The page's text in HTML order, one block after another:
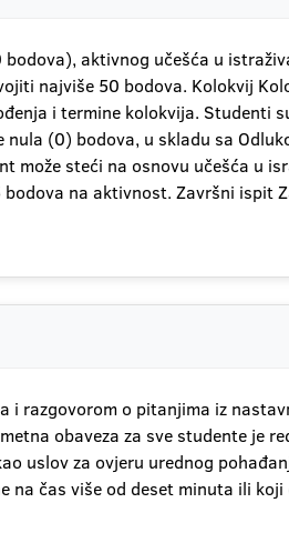
aktivnog učešća u
najviše 50 bodova. Kolokvij
i termine kolokvija. Studenti
(0) bodova, u skladu sa
steći na osnovu učešća u
na aktivnost. Završni ispit
i razgovorom o pitanjima iz
obaveza za sve studente je
uslov za ovjeru urednog
čas više od deset minuta ili